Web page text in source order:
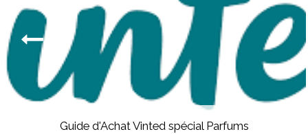
Guide d'Achat Vinted spécial Parfums